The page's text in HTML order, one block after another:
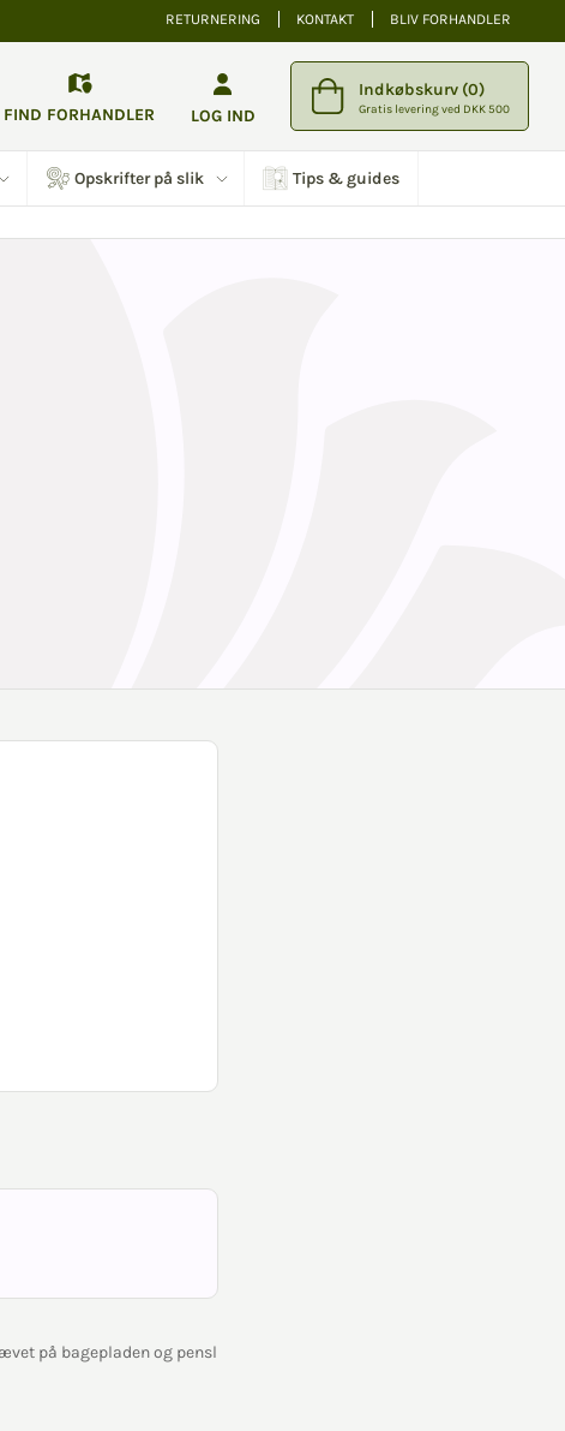
RETURNERING KONTAKT BLIV FORHANDLER
FIND FORHANDLER LOG IND
Indkøbskurv (0)
Gratis levering ved DKK 500
Opskrifter på slik Tips & guides
på bagepladen og pensl